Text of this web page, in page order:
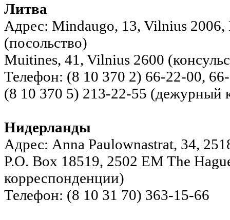
Литва
Адрес: Mindaugo, 13, Vilnius 2006,
(посольство)
Muitines, 41, Vilnius 2600
Телефон: (8 10 370 2) 66-22-00,
(8 10 370 5) 213-22-55 (дежурный
Нидерланды
Адрес: Anna Paulownastrat, 34,
P.O. Box 18519, 2502 EM The
корреспонденции)
Телефон: (8 10 31 70) 363-15-66